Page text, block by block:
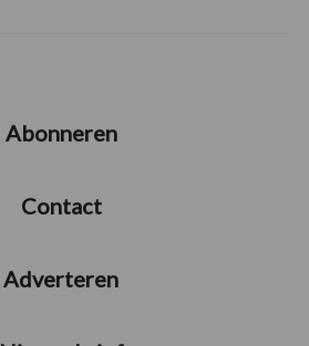
Abonneren
Contact
Adverteren